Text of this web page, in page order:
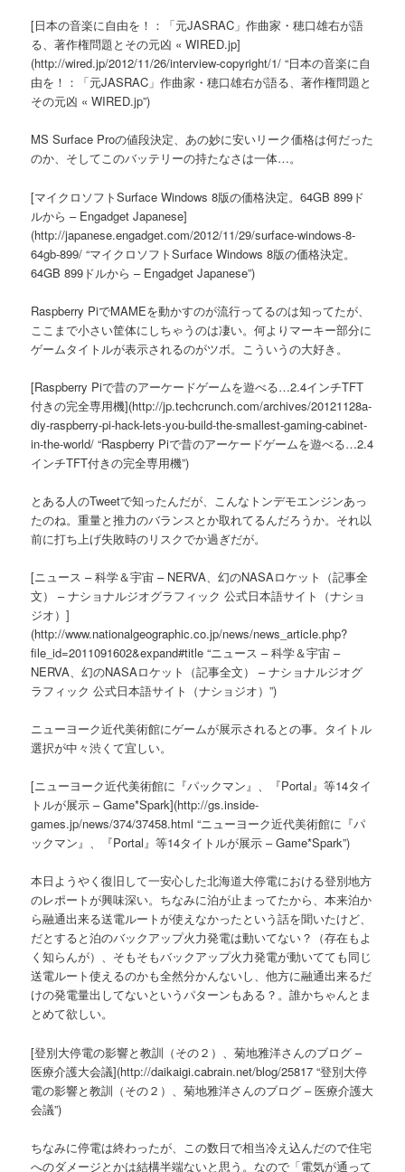
[日本の音楽に自由を！：「元JASRAC」作曲家・穂口雄右が語
る、著作権問題とその元凶 « WIRED.jp]
(http://wired.jp/2012/11/26/interview-copyright/1/ “日本の音楽に自
由を！：「元JASRAC」作曲家・穂口雄右が語る、著作権問題と
その元凶 « WIRED.jp”)
MS Surface Proの値段決定、あの妙に安いリーク価格は何だった
のか、そしてこのバッテリーの持たなさは一体…。
[マイクロソフトSurface Windows 8版の価格決定。64GB 899ド
ルから – Engadget Japanese]
(http://japanese.engadget.com/2012/11/29/surface-windows-8-
64gb-899/ “マイクロソフトSurface Windows 8版の価格決定。
64GB 899ドルから – Engadget Japanese”)
Raspberry PiでMAMEを動かすのが流行ってるのは知ってたが、
ここまで小さい筐体にしちゃうのは凄い。何よりマーキー部分に
ゲームタイトルが表示されるのがツボ。こういうの大好き。
[Raspberry Piで昔のアーケードゲームを遊べる…2.4インチTFT
付きの完全専用機](http://jp.techcrunch.com/archives/20121128a-
diy-raspberry-pi-hack-lets-you-build-the-smallest-gaming-cabinet-
in-the-world/ “Raspberry Piで昔のアーケードゲームを遊べる…2.4
インチTFT付きの完全専用機”)
とある人のTweetで知ったんだが、こんなトンデモエンジンあっ
たのね。重量と推力のバランスとか取れてるんだろうか。それ以
前に打ち上げ失敗時のリスクでか過ぎだが。
[ニュース – 科学＆宇宙 – NERVA、幻のNASAロケット（記事全
文） – ナショナルジオグラフィック 公式日本語サイト（ナショ
ジオ）]
(http://www.nationalgeographic.co.jp/news/news_article.php?
file_id=2011091602&expand#title “ニュース – 科学＆宇宙 –
NERVA、幻のNASAロケット（記事全文） – ナショナルジオグ
ラフィック 公式日本語サイト（ナショジオ）”)
ニューヨーク近代美術館にゲームが展示されるとの事。タイトル
選択が中々渋くて宜しい。
[ニューヨーク近代美術館に『パックマン』、『Portal』等14タイ
トルが展示 – Game*Spark](http://gs.inside-
games.jp/news/374/37458.html “ニューヨーク近代美術館に『パ
ックマン』、『Portal』等14タイトルが展示 – Game*Spark”)
本日ようやく復旧して一安心した北海道大停電における登別地方
のレポートが興味深い。ちなみに泊が止まってたから、本来泊か
ら融通出来る送電ルートが使えなかったという話を聞いたけど、
だとすると泊のバックアップ火力発電は動いてない？（存在もよ
く知らんが）、そもそもバックアップ火力発電が動いてても同じ
送電ルート使えるのかも全然分かんないし、他方に融通出来るだ
けの発電量出してないというパターンもある？。誰かちゃんとま
とめて欲しい。
[登別大停電の影響と教訓（その２）、菊地雅洋さんのブログ –
医療介護大会議](http://daikaigi.cabrain.net/blog/25817 “登別大停
電の影響と教訓（その２）、菊地雅洋さんのブログ – 医療介護大
会議”)
ちなみに停電は終わったが、この数日で相当冷え込んだので住宅
へのダメージとかは結構半端ないと思う。なので「電気が通って